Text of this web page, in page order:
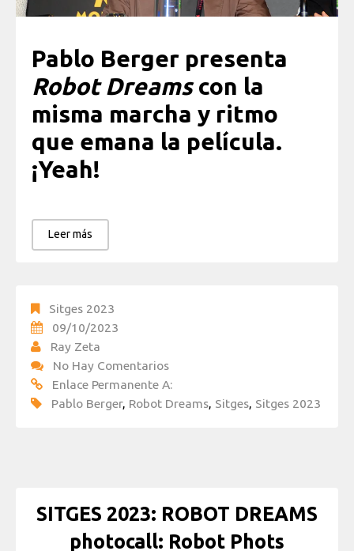
Pablo Berger presenta
Robot Dreamscon la
misma marcha y ritmo
que emana la película.
¡Yeah!
Leer más
Sitges 2023
09/10/2023
Ray Zeta
No Hay Comentarios
Enlace Permanente A:
Pablo Berger, Robot Dreams, Sitges, Sitges 2023
SITGES 2023: ROBOT DREAMS
photocall: Robot Phots